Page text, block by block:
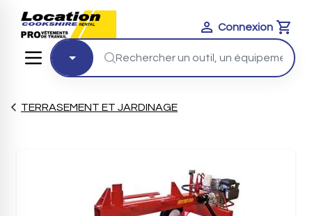
Connexion
Cart
TERRASEMENT ET JARDINAGE